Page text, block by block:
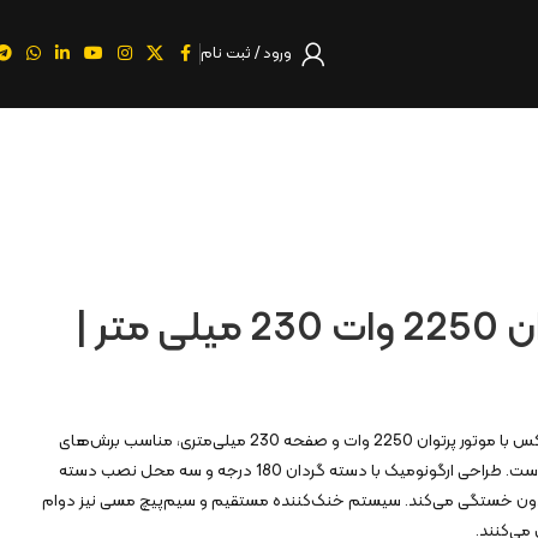
ورود / ثبت نام
فرز دسته گردان 2250 وات 230 میلی متر |
فرز دسته گردان مدل 3153 کنزاکس با موتور پرتوان 2250 وات و صفحه 230 میلی‌متری، مناسب برش‌های
سنگین در سنگ، بتن، آجر و فلز است. طراحی ارگونومیک با دسته گردان 180 درجه و سه محل نصب دسته
بدون خستگی می‌کند. سیستم خنک‌کننده مستقیم و سیم‌پیچ مسی نیز دوام
می‌کنند.